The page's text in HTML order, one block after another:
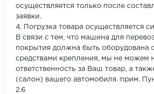
осуществляется только после
заявки.
4. Погрузка товара осуществляется
В связи с тем, что машина для
покрытия должна быть оборудована
средствами крепления, мы не можем
ответственность за Ваш товар, а
(салон) вашего автомобиля. прим.
2.6